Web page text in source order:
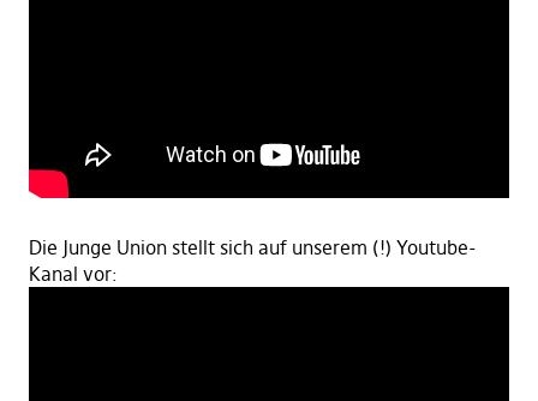
Die Junge Union stellt sich auf unserem (!) Youtube-
Kanal vor: